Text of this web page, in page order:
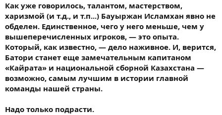
Как уже говорилось, талантом, мастерством,
харизмой (и т.д., и т.п...) Бауыржан Исламхан явно не
обделен. Единственное, чего у него меньше, чем у
вышеперечисленных игроков, — это опыта.
Который, как известно, — дело наживное. И, верится,
Батори станет еще замечательным капитаном
«Кайрата» и национальной сборной Казахстана —
возможно, самым лучшим в истории главной
команды нашей страны.
Надо только подрасти.